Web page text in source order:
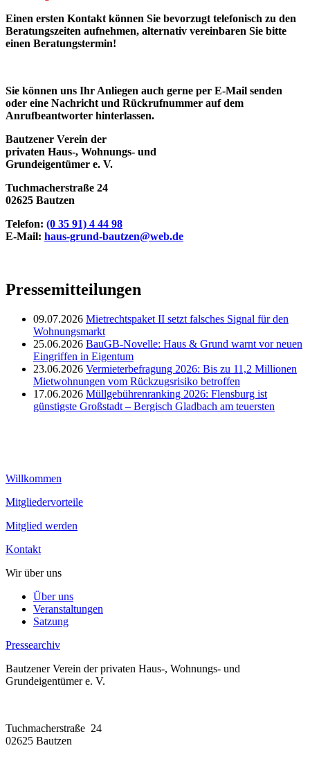
Einen ersten Kontakt können Sie bevorzugt telefonisch zu den
Beratungszeiten aufnehmen, alternativ vereinbaren Sie bitte
einen Beratungstermin!
Sie können uns Ihr Anliegen auch gerne per E-Mail senden
oder eine Nachricht und Rückrufnummer auf dem
Anrufbeantworter hinterlassen.
Bautzener Verein der
privaten Haus-, Wohnungs- und
Grundeigentümer e. V.
Tuchmacherstraße 24
02625 Bautzen
Telefon: (0 35 91) 4 44 98
E-Mail: haus-grund-bautzen@web.de
Pressemitteilungen
09.07.2026 Mietrechtspaket II setzt falsches Signal für den
Wohnungsmarkt
25.06.2026 BauGB-Novelle: Haus & Grund warnt vor neuen
Eingriffen in Eigentum
23.06.2026 Vermieterbefragung 2026: Bis zu 11,2 Millionen
Mietwohnungen vom Rückzugsrisiko betroffen
17.06.2026 Müllgebührenranking 2026: Flensburg ist
günstigste Großstadt – Bergisch Gladbach am teuersten
Willkommen
Mitgliedervorteile
Mitglied werden
Kontakt
Wir über uns
Über uns
Veranstaltungen
Satzung
Pressearchiv
Bautzener Verein der privaten Haus-, Wohnungs- und
Grundeigentümer e. V.
Tuchmacherstraße 24
02625 Bautzen